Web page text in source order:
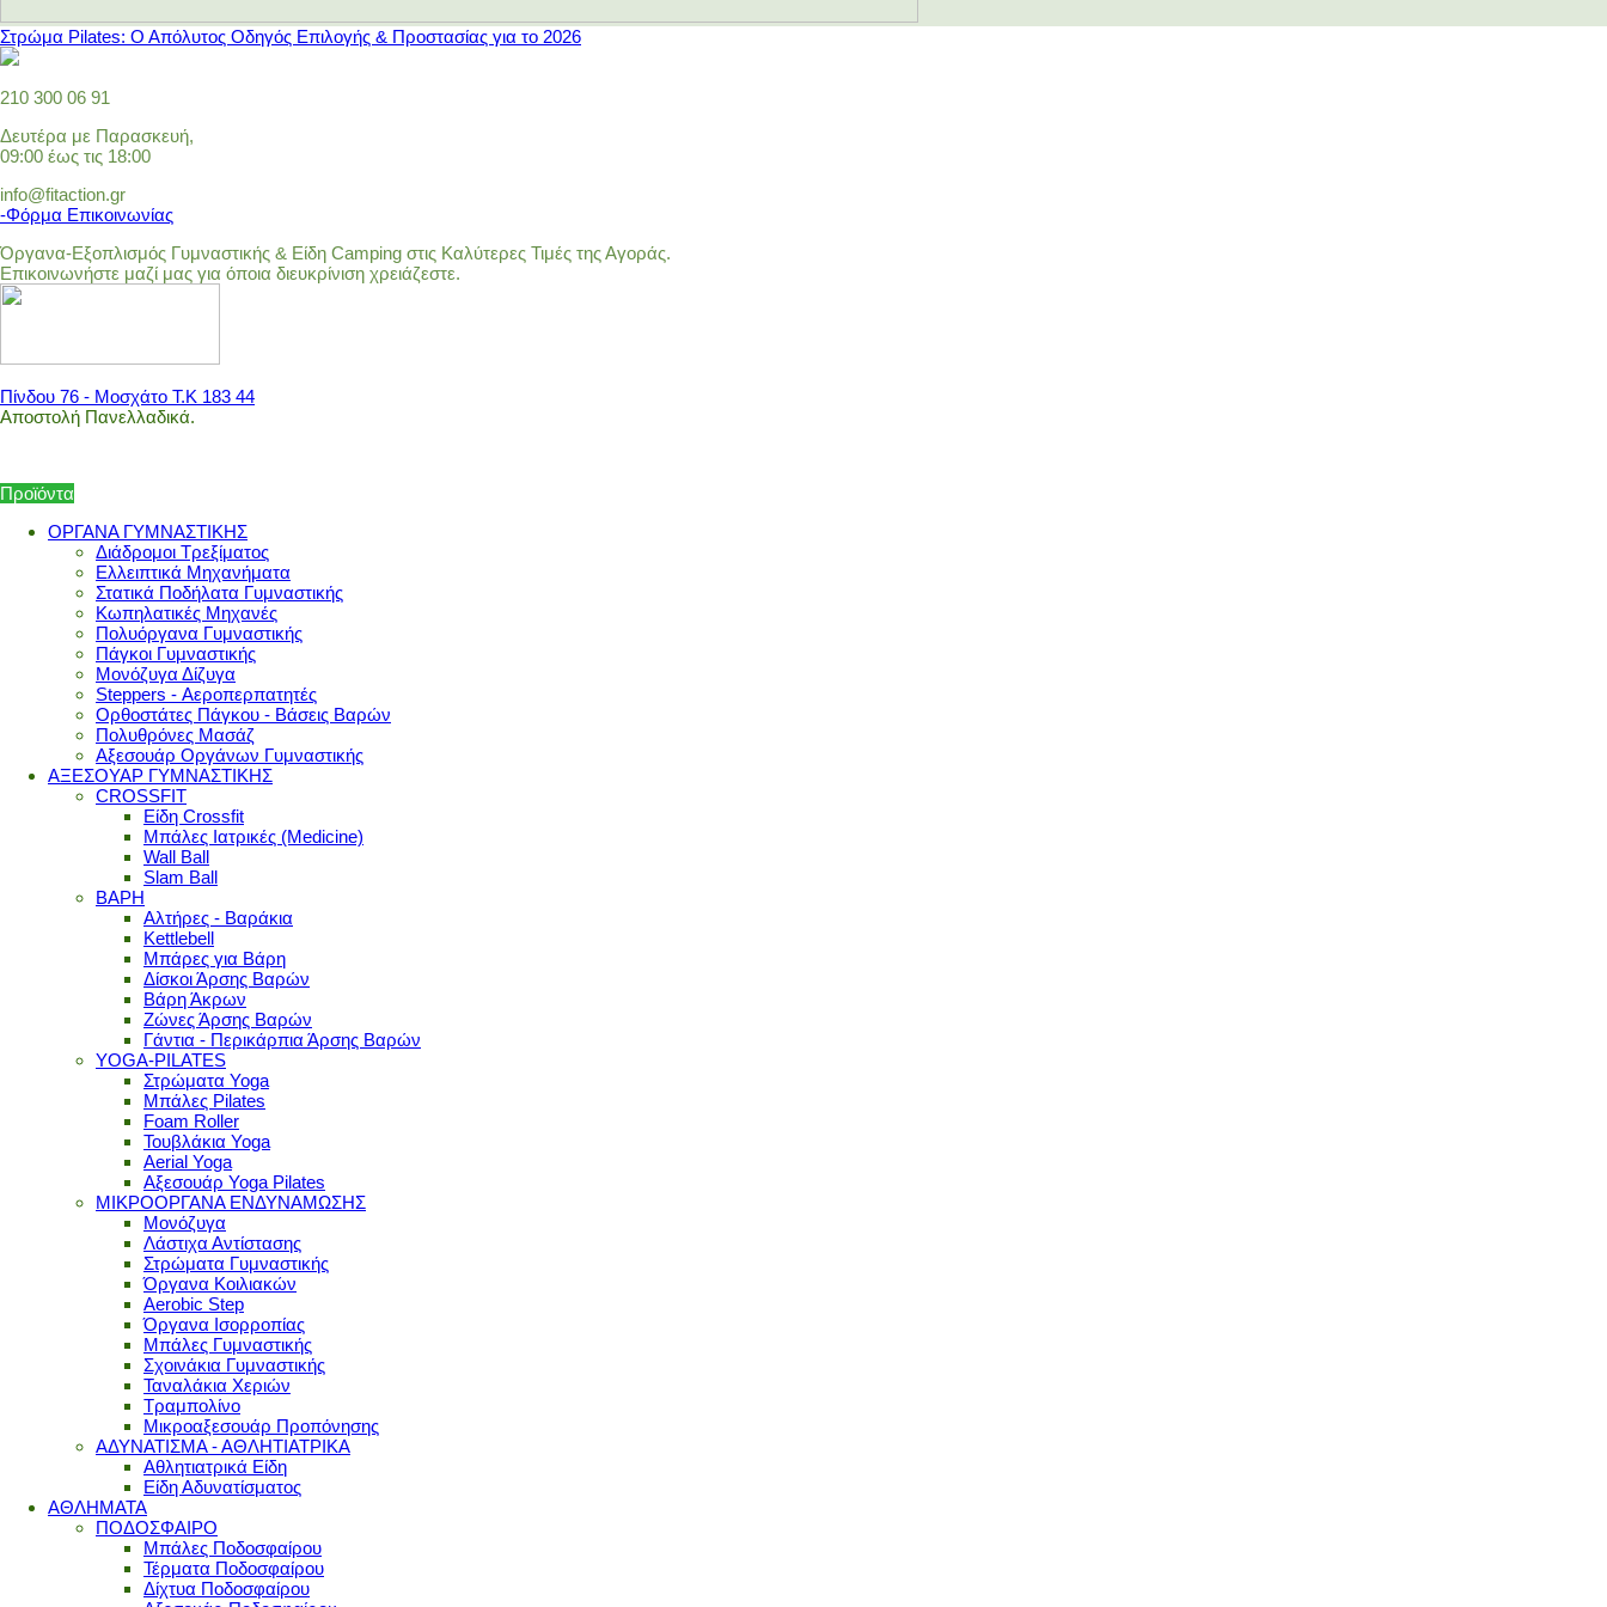
Στρώμα Pilates: Ο Απόλυτος Οδηγός Επιλογής & Προστασίας για το 2026
210 300 06 91
Δευτέρα με Παρασκευή,
09:00 έως τις 18:00
info@fitaction.gr
-Φόρμα Επικοινωνίας
Όργανα-Εξοπλισμός Γυμναστικής & Είδη Camping στις Καλύτερες Τιμές της Αγοράς.
Επικοινωνήστε μαζί μας για όποια διευκρίνιση χρειάζεστε.
Πίνδου 76 - Μοσχάτο Τ.Κ 183 44
Αποστολή Πανελλαδικά.
Προϊόντα
ΟΡΓΑΝΑ ΓΥΜΝΑΣΤΙΚΗΣ
Διάδρομοι Τρεξίματος
Ελλειπτικά Μηχανήματα
Στατικά Ποδήλατα Γυμναστικής
Κωπηλατικές Μηχανές
Πολυόργανα Γυμναστικής
Πάγκοι Γυμναστικής
Μονόζυγα Δίζυγα
Steppers - Αεροπερπατητές
Ορθοστάτες Πάγκου - Βάσεις Βαρών
Πολυθρόνες Μασάζ
Αξεσουάρ Οργάνων Γυμναστικής
ΑΞΕΣΟΥΑΡ ΓΥΜΝΑΣΤΙΚΗΣ
CROSSFIT
Είδη Crossfit
Μπάλες Ιατρικές (Medicine)
Wall Ball
Slam Ball
ΒΑΡΗ
Αλτήρες - Βαράκια
Kettlebell
Μπάρες για Βάρη
Δίσκοι Άρσης Βαρών
Βάρη Άκρων
Ζώνες Άρσης Βαρών
Γάντια - Περικάρπια Άρσης Βαρών
YOGA-PILATES
Στρώματα Yoga
Μπάλες Pilates
Foam Roller
Τουβλάκια Yoga
Aerial Yoga
Αξεσουάρ Yoga Pilates
ΜΙΚΡΟΟΡΓΑΝΑ ΕΝΔΥΝΑΜΩΣΗΣ
Μονόζυγα
Λάστιχα Αντίστασης
Στρώματα Γυμναστικής
Όργανα Κοιλιακών
Aerobic Step
Όργανα Ισορροπίας
Μπάλες Γυμναστικής
Σχοινάκια Γυμναστικής
Ταναλάκια Χεριών
Τραμπολίνο
Μικροαξεσουάρ Προπόνησης
ΑΔΥΝΑΤΙΣΜΑ - ΑΘΛΗΤΙΑΤΡΙΚΑ
Αθλητιατρικά Είδη
Είδη Αδυνατίσματος
ΑΘΛΗΜΑΤΑ
ΠΟΔΟΣΦΑΙΡΟ
Μπάλες Ποδοσφαίρου
Τέρματα Ποδοσφαίρου
Δίχτυα Ποδοσφαίρου